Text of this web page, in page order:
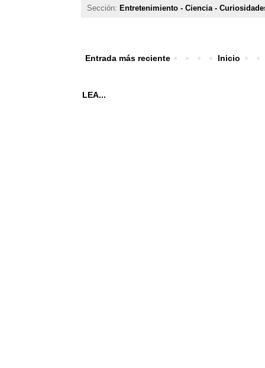
Sección: Entretenimiento - Ciencia -
Entrada más reciente Inicio
LEA...